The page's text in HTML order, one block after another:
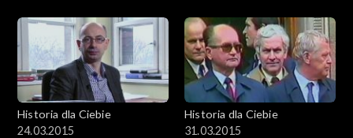
Historia dla Ciebie
24.03.2015
Historia dla Ciebie
31.03.2015